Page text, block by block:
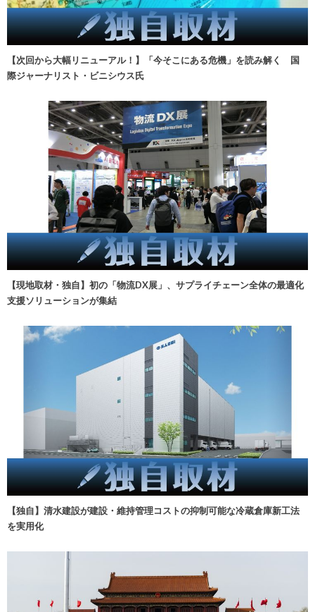
【次回から大幅リニューアル！】「今そこにある危機」を読み解く 国
際ジャーナリスト・ビニシウス氏
【現地取材・独自】初の「物流DX展」、サプライチェーン全体の最適化
支援ソリューションが集結
【独自】清水建設が建設・維持管理コストの抑制可能な冷蔵倉庫新工法
を実用化